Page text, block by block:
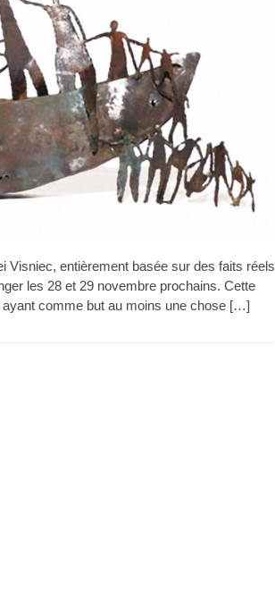
Visniec, entièrement basée sur des faits réels
les 28 et 29 novembre prochains. Cette
comme but au moins une chose […]